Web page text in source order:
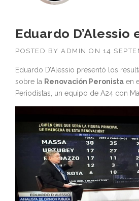
Eduardo D’Alessio
POSTED BY ADMIN ON 14
Eduardo D’Alessio presentó los
sobre la Renovación Peronista en
Periodistas, un equipo de A24 con